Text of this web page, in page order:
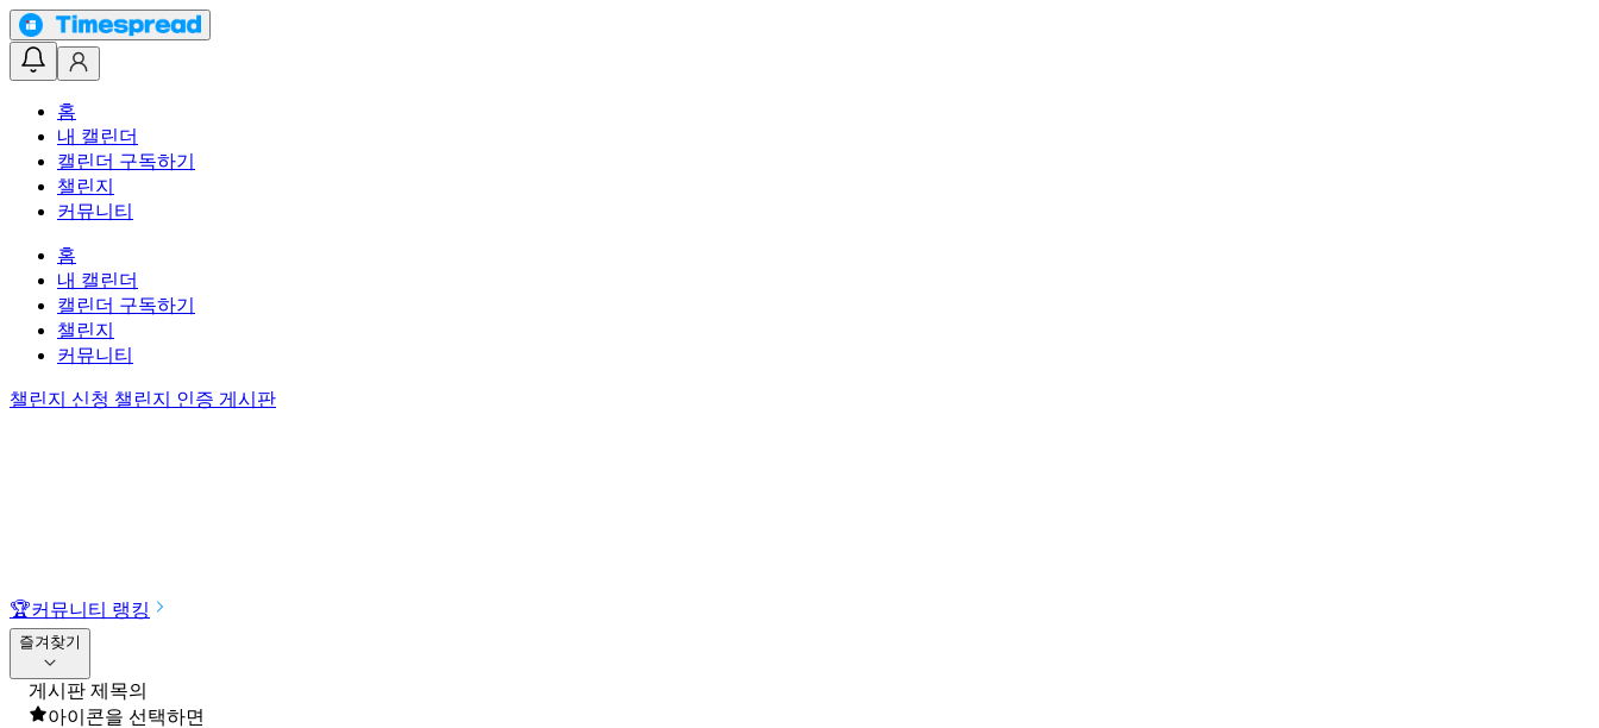
홈
내 캘린더
캘린더 구독하기
챌린지
커뮤니티
홈
내 캘린더
캘린더 구독하기
챌린지
커뮤니티
챌린지 신청 챌린지 인증 게시판
🏆커뮤니티 랭킹
즐겨찾기
게시판 제목의
아이콘을 선택하면